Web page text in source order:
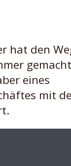
hat den
eines
mit